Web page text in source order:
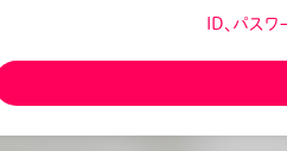
キャリア支援サ
会報誌バックナ
指導者を目指す
ID、パス